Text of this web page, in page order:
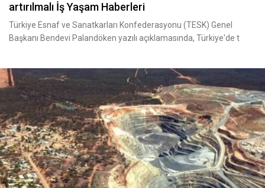
artırılmalı İş Yaşam Haberleri
Türkiye Esnaf ve Sanatkarları Konfederasyonu (TESK) Genel
Başkanı Bendevi Palandöken yazılı açıklamasında, Türkiye'de t